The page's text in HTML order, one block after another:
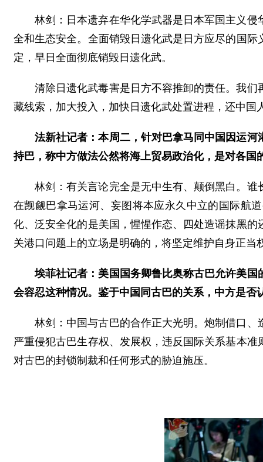
林剑：日本遗弃在华化学武器是日本军国主义
全和生态安全。全面销毁日遗化武是日方应尽的国
定，早日全面彻底销毁日遗化武。
清除日遗化武毒害是日方不容推卸的责任。我
藏线索，加大投入，加快日遗化武处置进程，还中
法新社记者：本周二，针对巴拿马同中国因运
持巴，称中方做法公然将海上贸易政治化，是对各国
林剑：有关言论完全是无中生有、颠倒黑白。
在觊觎巴拿马运河、妄图将本应永久中立的国际航
化、泛安全化的是美国，惺惺作态、四处造谣抹黑
关港口问题上的立场是明确的，将坚定维护自身正
埃菲社记者：美国国务卿鲁比奥称古巴允许美
会容忍这种情况。鉴于中国同古巴的关系，中方是
林剑：中国与古巴的合作正大光明。炮制借口
严重侵犯古巴生存权、发展权，违反国际关系基本
对古巴的封锁制裁和任何形式的胁迫施压。